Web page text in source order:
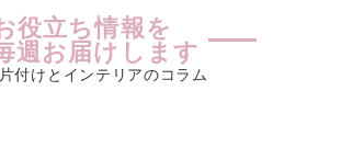
役立ち情報を
週お届けします
付けとインテリアのコラム